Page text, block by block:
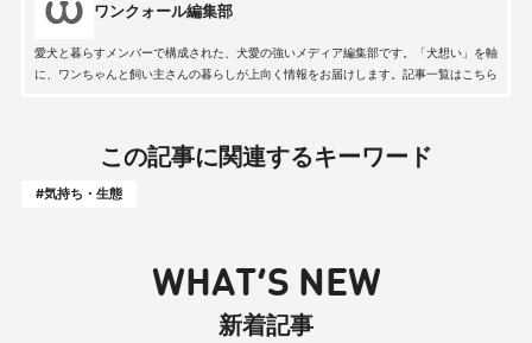
ワンクォール編集部
愛犬と暮らすメンバーで構成された、犬愛の強いメディア編集部です。「犬想い」を軸
に、ワンちゃんと飼い主さんの暮らしが上向く情報をお届けします。記事一覧はこちら
この記事に関連するキーワード
#気持ち・生態
WHAT’S NEW
新着記事